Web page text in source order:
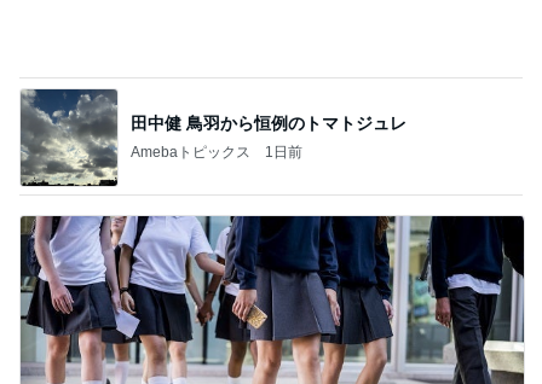
この人の言う子どもたちに入った娘
Amebaトピックス
記事を読む
1台では足りない家族4人の洗濯物
Amebaトピックス 21時間前